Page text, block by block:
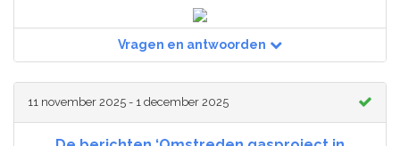
Vragen en antwoorden
11 november 2025 - 1 december 2025